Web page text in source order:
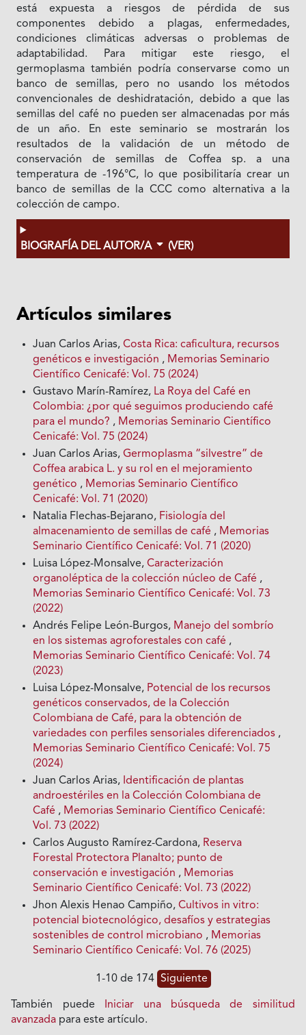
está expuesta a riesgos de pérdida de sus
componentes debido a plagas, enfermedades,
condiciones climáticas adversas o problemas de
adaptabilidad. Para mitigar este riesgo, el
germoplasma también podría conservarse como un
banco de semillas, pero no usando los métodos
convencionales de deshidratación, debido a que las
semillas del café no pueden ser almacenadas por más
de un año. En este seminario se mostrarán los
resultados de la validación de un método de
conservación de semillas de Coffea sp. a una
temperatura de -196°C, lo que posibilitaría crear un
banco de semillas de la CCC como alternativa a la
colección de campo.
BIOGRAFÍA DEL AUTOR/A (VER)
Artículos similares
Juan Carlos Arias,Costa Rica: caficultura, recursos
genéticos e investigación , Memorias Seminario
Científico Cenicafé: Vol. 75 (2024)
Gustavo Marín-Ramírez, La Roya del Café en
Colombia: ¿por qué seguimos produciendo café
para el mundo? , Memorias Seminario Científico
Cenicafé: Vol. 75 (2024)
Juan Carlos Arias,Germoplasma “silvestre” de
Coffea arabica L. y su rol en el mejoramiento
genético , Memorias Seminario Científico
Cenicafé: Vol. 71 (2020)
Natalia Flechas-Bejarano, Fisiología del
almacenamiento de semillas de café , Memorias
Seminario Científico Cenicafé: Vol. 71 (2020)
Luisa López-Monsalve,Caracterización
organoléptica de la colección núcleo de Café ,
Memorias Seminario Científico Cenicafé: Vol. 73
(2022)
Andrés Felipe León-Burgos, Manejo del sombrío
en los sistemas agroforestales con café ,
Memorias Seminario Científico Cenicafé: Vol. 74
(2023)
Luisa López-Monsalve, Potencial de los recursos
genéticos conservados, de la Colección
Colombiana de Café, para la obtención de
variedades con perfiles sensoriales diferenciados ,
Memorias Seminario Científico Cenicafé: Vol. 75
(2024)
Juan Carlos Arias, Identificación de plantas
androestériles en la Colección Colombiana de
Café , Memorias Seminario Científico Cenicafé:
Vol. 73 (2022)
Carlos Augusto Ramírez-Cardona, Reserva
Forestal Protectora Planalto; punto de
conservación e investigación , Memorias
Seminario Científico Cenicafé: Vol. 73 (2022)
Jhon Alexis Henao Campiño,Cultivos in vitro:
potencial biotecnológico, desafíos y estrategias
sostenibles de control microbiano , Memorias
Seminario Científico Cenicafé: Vol. 76 (2025)
1-10 de 174 Siguiente
También puede
Iniciar una búsqueda de similitud
avanzada para este artículo.